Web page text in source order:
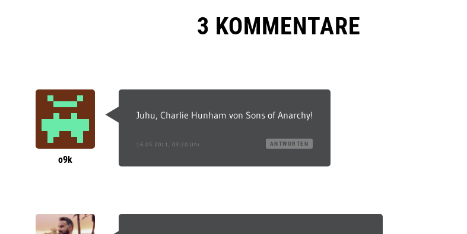
3 KOMMENTARE
o9k
Juhu, Charlie Hunham von Sons of Anarchy!
16.05.2011, 03:20 Uhr ANTWORTEN